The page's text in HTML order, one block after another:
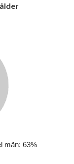
män: 63%